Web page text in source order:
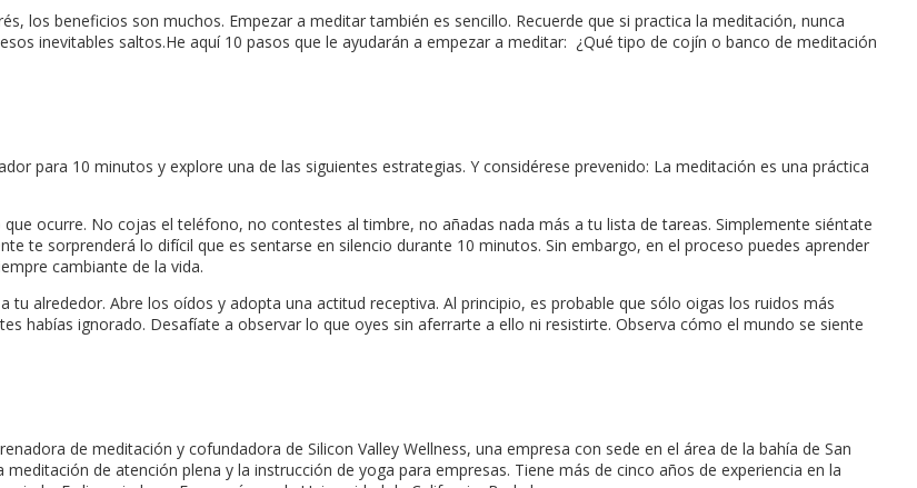
los beneficios son muchos. Empezar a meditar también es sencillo. Recuerde que si practica la meditación, nunca
inevitables saltos.He aquí 10 pasos que le ayudarán a empezar a meditar: ¿Qué tipo de cojín o banco de meditación
para 10 minutos y explore una de las siguientes estrategias. Y considérese prevenido: La meditación es una práctica
ocurre. No cojas el teléfono, no contestes al timbre, no añadas nada más a tu lista de tareas. Simplemente siéntate
te sorprenderá lo difícil que es sentarse en silencio durante 10 minutos. Sin embargo, en el proceso puedes aprender
cambiante de la vida.
alrededor. Abre los oídos y adopta una actitud receptiva. Al principio, es probable que sólo oigas los ruidos más
habías ignorado. Desafíate a observar lo que oyes sin aferrarte a ello ni resistirte. Observa cómo el mundo se siente
de meditación y cofundadora de Silicon Valley Wellness, una empresa con sede en el área de la bahía de San
de atención plena y la instrucción de yoga para empresas. Tiene más de cinco años de experiencia en la